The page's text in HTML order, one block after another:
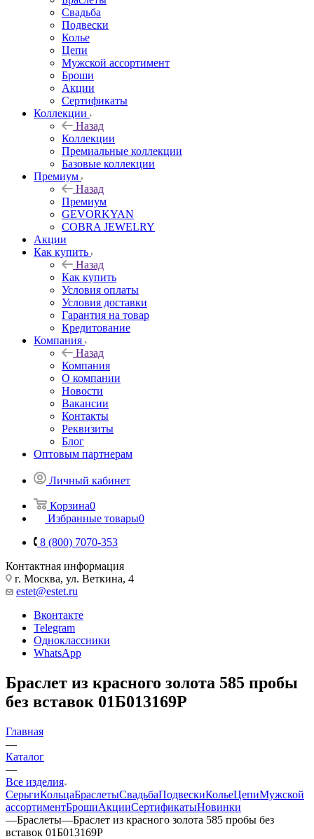
Свадьба
Подвески
Колье
Цепи
Мужской ассортимент
Броши
Акции
Сертификаты
Коллекции
Назад
Коллекции
Премиальные коллекции
Базовые коллекции
Премиум
Назад
Премиум
GEVORKYAN
COBRA JEWELRY
Акции
Как купить
Назад
Как купить
Условия оплаты
Условия доставки
Гарантия на товар
Кредитование
Компания
Назад
Компания
О компании
Новости
Вакансии
Контакты
Реквизиты
Блог
Оптовым партнерам
Личный кабинет
Корзина0
Избранные товары0
8 (800) 7070-353
Контактная информация
г. Москва, ул. Веткина, 4
estet@estet.ru
Вконтакте
Telegram
Одноклассники
WhatsApp
Браслет из красного золота 585 пробы
без вставок 01Б013169Р
Главная
—
Каталог
—
Все изделия
СерьгиКольцаБраслетыСвадьбаПодвескиКольеЦепиМужской
ассортиментБрошиАкцииСертификатыНовинки
—Браслеты—Браслет из красного золота 585 пробы без
вставок 01Б013169Р